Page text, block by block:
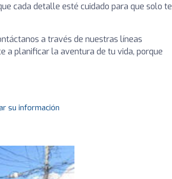
cada detalle esté cuidado para que solo te
a través de nuestras líneas
a planificar la aventura de tu vida, porque
su información